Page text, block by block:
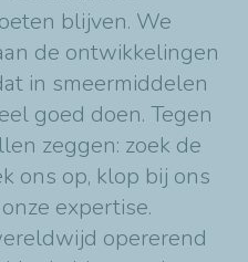
blijven. We
de ontwikkelingen
in smeermiddelen
goed doen. Tegen
zeggen: zoek de
ons op, klop bij ons
expertise.
opererend